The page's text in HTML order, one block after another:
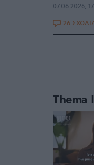
07.06.2026,
26
Thema